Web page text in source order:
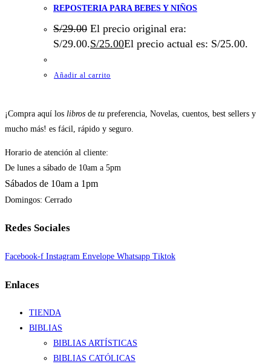
REPOSTERIA PARA BEBES Y NIÑOS
S/29.00 El precio original era:
S/29.00.S/25.00El precio actual es: S/25.00.
Añadir al carrito
¡Compra aquí los libros de tu preferencia, Novelas, cuentos, best sellers y
mucho más! es fácil, rápido y seguro.
Horario de atención al cliente:
De lunes a sábado de 10am a 5pm
Sábados de 10am a 1pm
Domingos: Cerrado
Redes Sociales
Facebook-f Instagram Envelope Whatsapp Tiktok
Enlaces
TIENDA
BIBLIAS
BIBLIAS ARTÍSTICAS
BIBLIAS CATÓLICAS